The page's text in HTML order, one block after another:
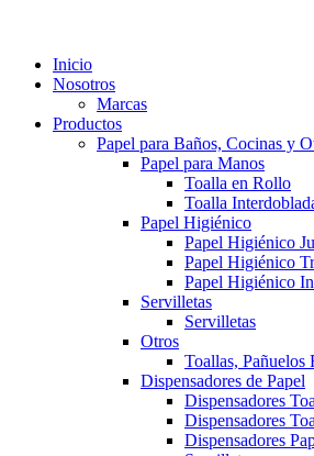
Inicio
Nosotros
Marcas
Productos
Papel para Baños, Cocinas y
Papel para Manos
Toalla en Rollo
Toalla
Papel Higiénico
Papel Higiénico
Papel Higiénico
Papel Higiénico
Servilletas
Servilletas
Otros
Toallas, Pañuelos
Dispensadores de Papel
Dispensadores
Dispensadores
Dispensadores